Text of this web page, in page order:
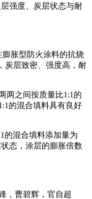
强度、炭层状态与耐
膨胀型防火涂料的抗烧
炭层致密、强度高，耐
两之间按质量比1:1的
的混合填料具有良好
的混合填料添加量为
态，涂层的膨胀倍数
，曹碧辉，官自超